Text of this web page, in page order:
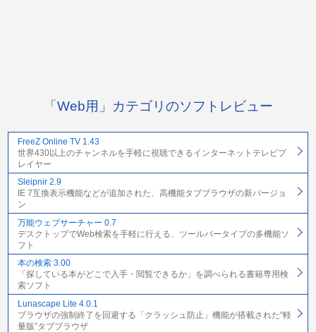
「Web用」カテゴリのソフトレビュー
FreeZ Online TV 1.43
世界430以上のチャンネルを手軽に視聴できるインターネットテレビプ
レイヤー
Sleipnir 2.9
IE 7互換表示機能などが追加された、高機能タブブラウザの新バージョ
ン
万能ウェブサーチャー 0.7
デスクトップでWeb検索を手軽に行える、ツールバータイプの多機能ソ
フト
本の検索 3.00
「探している本がどこで入手・閲覧できるか」を調べられる書籍専用検
索ソフト
Lunascape Lite 4.0.1
ブラウザの強制終了を回避する「クラッシュ防止」機能が搭載された“軽
量版”タブブラウザ